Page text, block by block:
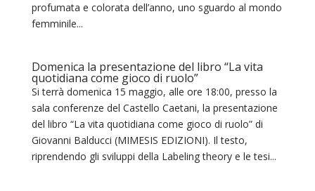
profumata e colorata dell’anno, uno sguardo al mondo
femminile...
Domenica la presentazione del libro “La vita
quotidiana come gioco di ruolo”
Si terrà domenica 15 maggio, alle ore 18:00, presso la
sala conferenze del Castello Caetani, la presentazione
del libro “La vita quotidiana come gioco di ruolo” di
Giovanni Balducci (MIMESIS EDIZIONI). Il testo,
riprendendo gli sviluppi della Labeling theory e le tesi...